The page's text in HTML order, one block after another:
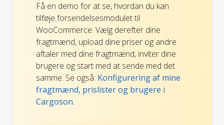
Få en demo for at se, hvordan du kan
tilføje forsendelsesmodulet til
WooCommerce. Vælg derefter dine
fragtmænd, upload dine priser og andre
aftaler med dine fragtmænd, inviter dine
brugere og start med at sende med det
samme. Se også: Konfigurering af mine
fragtmænd, prislister og brugere i
Cargoson.